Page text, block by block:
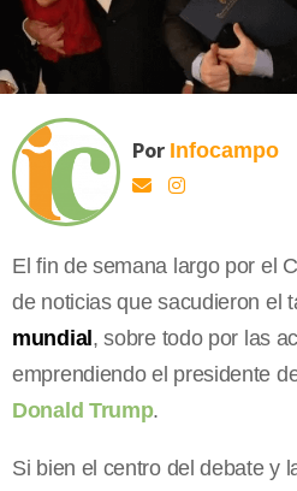
Por Infocampo
El fin de semana largo por el
de noticias que sacudieron el
mundial , sobre todo por las
emprendiendo el presidente
Donald Trump.
Si bien el centro del debate y